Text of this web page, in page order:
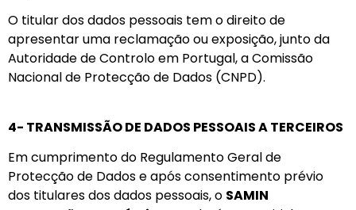
O titular dos dados pessoais tem o direito de
apresentar uma reclamação ou exposição, junto da
Autoridade de Controlo em Portugal, a Comissão
Nacional de Protecção de Dados (CNPD).
4- TRANSMISSÃO DE DADOS PESSOAIS A TERCEIROS
Em cumprimento do Regulamento Geral de
Protecção de Dados e após consentimento prévio
dos titulares dos dados pessoais, o SAMIN